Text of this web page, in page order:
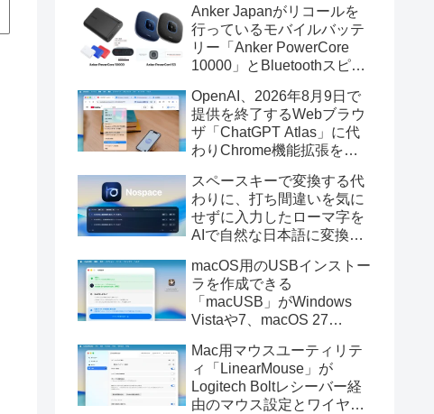
Anker Japanがリコールを
行っているモバイルバッテ
リー「Anker PowerCore
10000」とBluetoothスピー
辺を焼損する火災が6月に3
件発生していたそうなので
注意を。
OpenAI、2026年8月9日で
提供を終了するWebブラウ
ザ「ChatGPT Atlas」に代
わりChrome機能拡張をア
画の質問やAsk ChatGPT機
能を追加。
スペースキーで変換する代
わりに、打ち間違いを気に
せずに入力したローマ字を
AIで自然な日本語に変換し
力アプリ「Nospace」がリ
リース。
macOS用のUSBインストー
ラを作成できる
「macUSB」がWindows
Vistaや7、macOS 27
トーラの作成に対応。
Mac用マウスユーティリテ
ィ「LinearMouse」が
Logitech Boltレシーバー経
由のマウス設定とワイヤレ